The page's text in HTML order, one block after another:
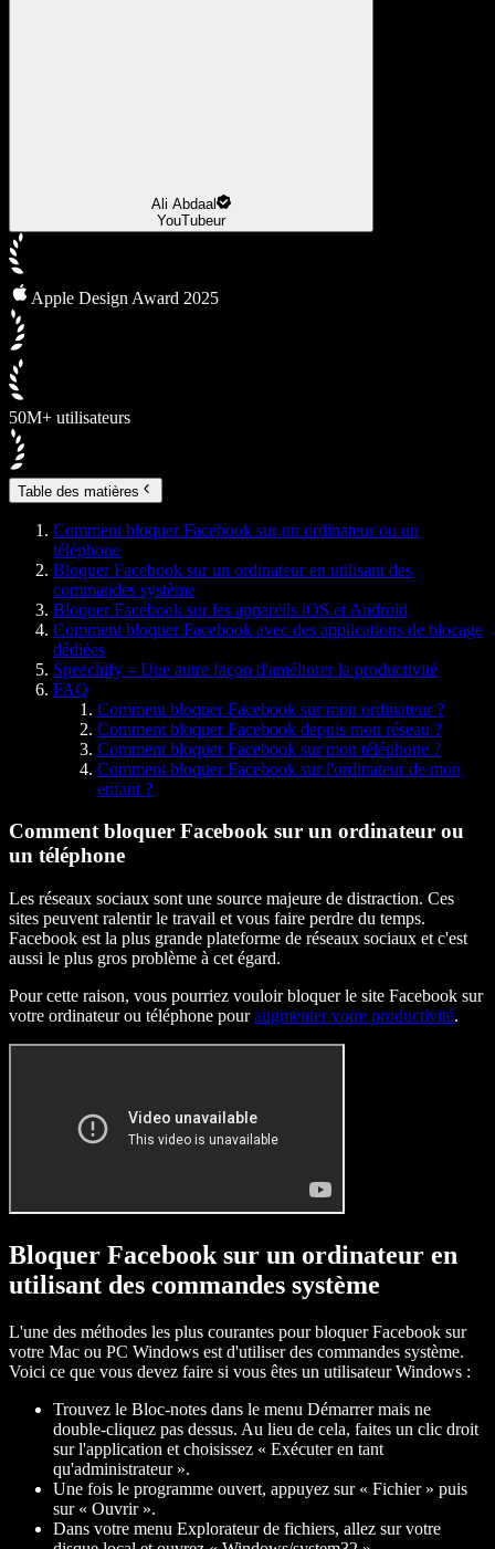
Ali Abdaal
YouTubeur
Apple Design Award 2025
50M+ utilisateurs
Table des matières
Comment bloquer Facebook sur un ordinateur ou un
téléphone
Bloquer Facebook sur un ordinateur en utilisant des
commandes système
Bloquer Facebook sur les appareils iOS et Android
Comment bloquer Facebook avec des applications de blocage
dédiées
Speechify – Une autre façon d'améliorer la productivité
FAQ
Comment bloquer Facebook sur mon ordinateur ?
Comment bloquer Facebook depuis mon réseau ?
Comment bloquer Facebook sur mon téléphone ?
Comment bloquer Facebook sur l'ordinateur de mon
enfant ?
Comment bloquer Facebook sur un ordinateur ou
un téléphone
Les réseaux sociaux sont une source majeure de distraction. Ces
sites peuvent ralentir le travail et vous faire perdre du temps.
Facebook est la plus grande plateforme de réseaux sociaux et c'est
aussi le plus gros problème à cet égard.
Pour cette raison, vous pourriez vouloir bloquer le site Facebook sur
votre ordinateur ou téléphone pouraugmenter votre productivité.
Bloquer Facebook sur un ordinateur en
utilisant des commandes système
L'une des méthodes les plus courantes pour bloquer Facebook sur
votre Mac ou PC Windows est d'utiliser des commandes système.
Voici ce que vous devez faire si vous êtes un utilisateur Windows :
Trouvez le Bloc-notes dans le menu Démarrer mais ne
double-cliquez pas dessus. Au lieu de cela, faites un clic droit
sur l'application et choisissez « Exécuter en tant
qu'administrateur ».
Une fois le programme ouvert, appuyez sur « Fichier » puis
sur « Ouvrir ».
Dans votre menu Explorateur de fichiers, allez sur votre